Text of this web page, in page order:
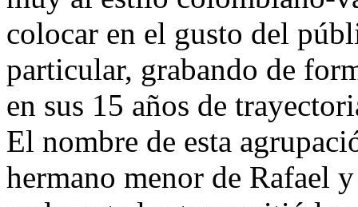
colocar en el gusto del
particular, grabando de
en sus 15 años de
El nombre de esta
hermano menor de Rafael